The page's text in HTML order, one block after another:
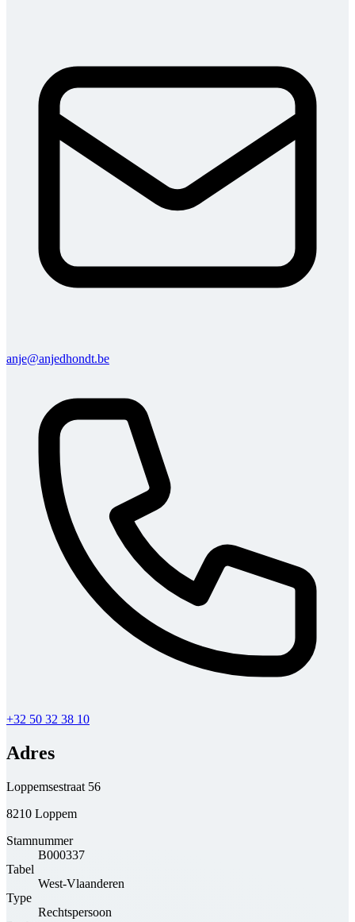
anje@anjedhondt.be
+32 50 32 38 10
Adres
Loppemsestraat 56
8210 Loppem
Stamnummer
B000337
Tabel
West-Vlaanderen
Type
Rechtspersoon